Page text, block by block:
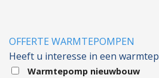
OFFERTE WARMTEPOMPEN
Heeft u interesse in een
Warmtepomp nieuwbouw